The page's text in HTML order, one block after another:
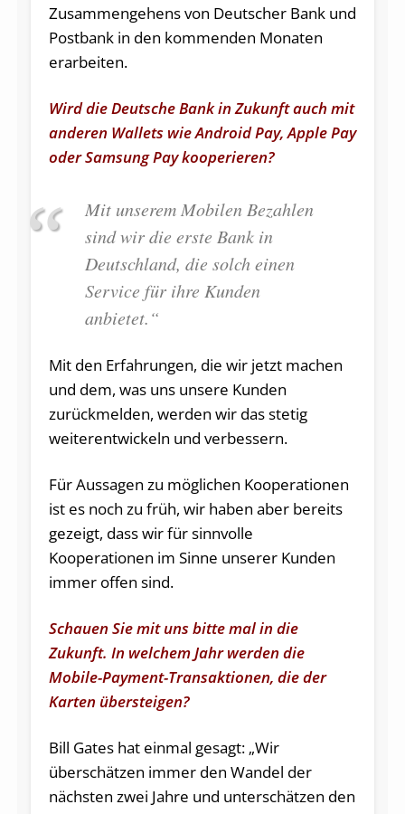
Zusammengehens von Deutscher Bank und
Postbank in den kommenden Monaten
erarbeiten.
Wird die Deutsche Bank in Zukunft auch mit
anderen Wallets wie Android Pay, Apple Pay
oder Samsung Pay kooperieren?
Mit unserem Mobilen Bezahlen
sind wir die erste Bank in
Deutschland, die solch einen
Service für ihre Kunden
anbietet.“
Mit den Erfahrungen, die wir jetzt machen
und dem, was uns unsere Kunden
zurückmelden, werden wir das stetig
weiterentwickeln und verbessern.
Für Aussagen zu möglichen Kooperationen
ist es noch zu früh, wir haben aber bereits
gezeigt, dass wir für sinnvolle
Kooperationen im Sinne unserer Kunden
immer offen sind.
Schauen Sie mit uns bitte mal in die
Zukunft. In welchem Jahr werden die
Mobile-Payment-Transaktionen, die der
Karten übersteigen?
Bill Gates hat einmal gesagt: „Wir
überschätzen immer den Wandel der
nächsten zwei Jahre und unterschätzen den